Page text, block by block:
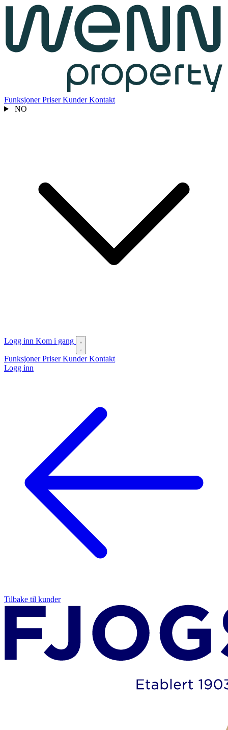
FunksjonerPriserKunderKontakt
NO
Logg inn Kom i gang
FunksjonerPriserKunderKontakt
Logg inn
Tilbake til kunder